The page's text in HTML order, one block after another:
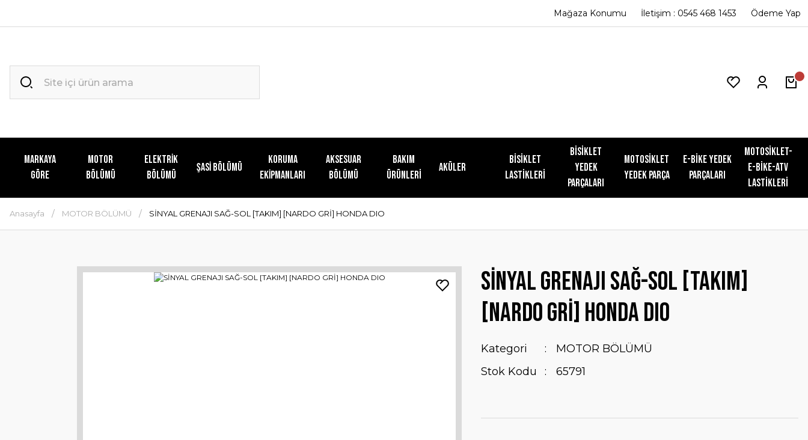
Mağaza Konumu İletişim : 0545 468 1453 Ödeme Yap
MARKAYA
GÖRE
MOTOR
BÖLÜMÜ
ELEKTRİK
BÖLÜMÜ
ŞASİ BÖLÜMÜ
KORUMA
EKİPMANLARI
AKSESUAR
BÖLÜMÜ
Bakım
Ürünleri
Aküler
Bisiklet
Lastikleri
Bisiklet
Yedek
Parçaları
Motosiklet
Yedek Parça
E-Bike Yedek
Parçaları
Motosiklet-
E-Bike-ATV
Lastikleri
Anasayfa MOTOR BÖLÜMÜ SİNYAL GRENAJI SAĞ-SOL [TAKIM] [NARDO GRİ] HONDA DIO
SİNYAL GRENAJI SAĞ-SOL [TAKIM]
[NARDO GRİ] HONDA DIO
Kategori
MOTOR BÖLÜMÜ
Stok Kodu
65791